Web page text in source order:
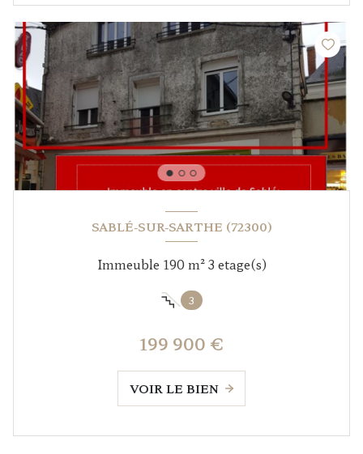
SABLÉ-SUR-SARTHE (72300)
Immeuble 190 m² 3 etage(s)
3
199 900 €
VOIR LE BIEN